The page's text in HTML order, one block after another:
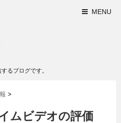
MENU
るブログです。
>
ムビデオの評価